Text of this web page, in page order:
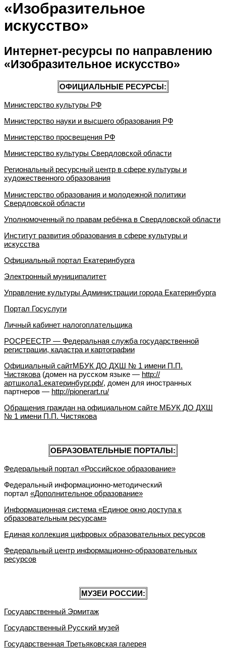
«Изобразительное
искусство»
Интернет-ресурсы по направлению
«Изобразительное искусство»
ОФИЦИАЛЬНЫЕ РЕСУРСЫ:
Министерство культуры РФ
Министерство науки и высшего образования РФ
Министерство просвещения РФ
Министерство культуры Свердловской области
Региональный ресурсный центр в сфере культуры и
художественного образования
Министерство образования и молодежной политики
Свердловской области
Уполномоченный по правам ребёнка в Свердловской области
Институт развития образования в сфере культуры и
искусства
Официальный портал Екатеринбурга
Электронный муниципалитет
Управление культуры Администрации города Екатеринбурга
Портал Госуслуги
Личный кабинет налогоплательщика
РОСРЕЕСТР — Федеральная служба государственной
регистрации, кадастра и картографии
Официальный сайтМБУК ДО ДХШ № 1 имени П.П.
Чистякова (домен на русском языке — http://
артшкола1.екатеринбург.рф/, домен для иностранных
партнеров — http://pionerart.ru/
Обращения граждан на официальном сайте МБУК ДО ДХШ
№ 1 имени П.П. Чистякова
ОБРАЗОВАТЕЛЬНЫЕ ПОРТАЛЫ:
Федеральный портал «Российское образование»
Федеральный информационно-методический
портал «Дополнительное образование»
Информационная система «Единое окно доступа к
образовательным ресурсам»
Единая коллекция цифровых образовательных ресурсов
Федеральный центр информационно-образовательных
ресурсов
МУЗЕИ РОССИИ:
Государственный Эрмитаж
Государственный Русский музей
Государственная Третьяковская галерея